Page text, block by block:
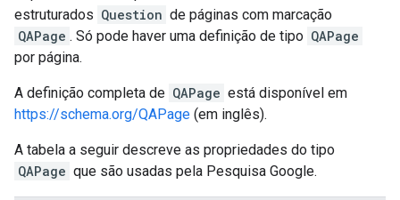
estruturados Question de páginas com marcação
QAPage . Só pode haver uma definição de tipo QAPage
por página.
A definição completa de QAPage está disponível em
https://schema.org/QAPage (em inglês).
A tabela a seguir descreve as propriedades do tipo
QAPage que são usadas pela Pesquisa Google.